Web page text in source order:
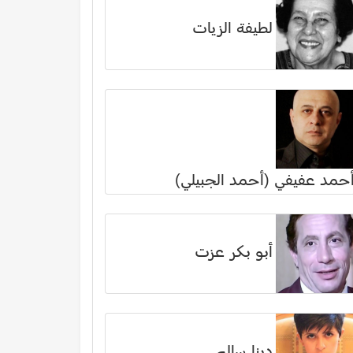
لطيفة الزيات
عفيفي (أحمد الجبيلي)
أبو بكر عزت